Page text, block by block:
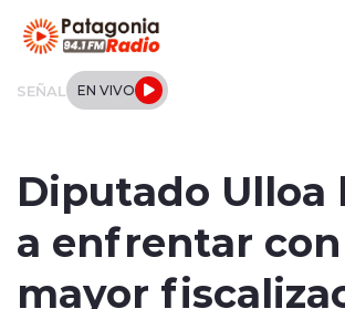
SEÑAL EN VIVO
Regionales
Diputado Ulloa
a enfrentar con
mayor